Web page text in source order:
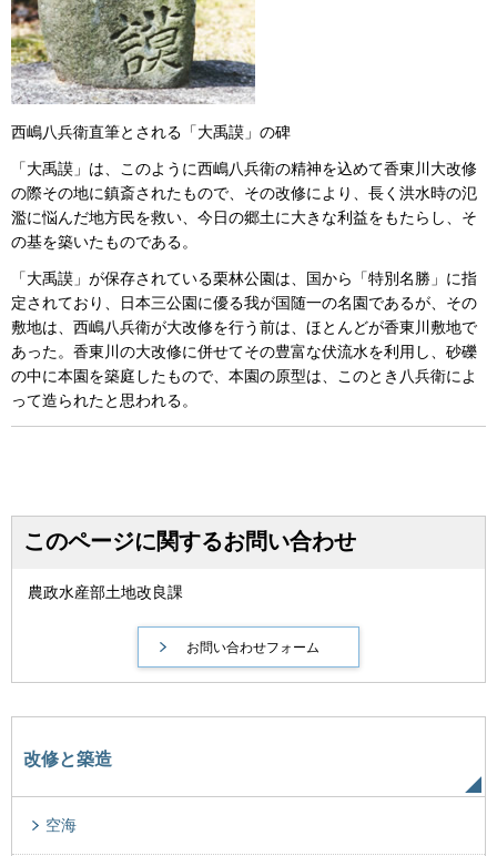
西嶋八兵衛直筆とされる「大禹謨」の碑
「大禹謨」は、このように西嶋八兵衛の精神を込めて香東川大改修
の際その地に鎮斎されたもので、その改修により、長く洪水時の氾
濫に悩んだ地方民を救い、今日の郷土に大きな利益をもたらし、そ
の基を築いたものである。
「大禹謨」が保存されている栗林公園は、国から「特別名勝」に指
定されており、日本三公園に優る我が国随一の名園であるが、その
敷地は、西嶋八兵衛が大改修を行う前は、ほとんどが香東川敷地で
あった。香東川の大改修に併せてその豊富な伏流水を利用し、砂礫
の中に本園を築庭したもので、本園の原型は、このとき八兵衛によ
って造られたと思われる。
このページに関するお問い合わせ
農政水産部土地改良課
改修と築造
空海